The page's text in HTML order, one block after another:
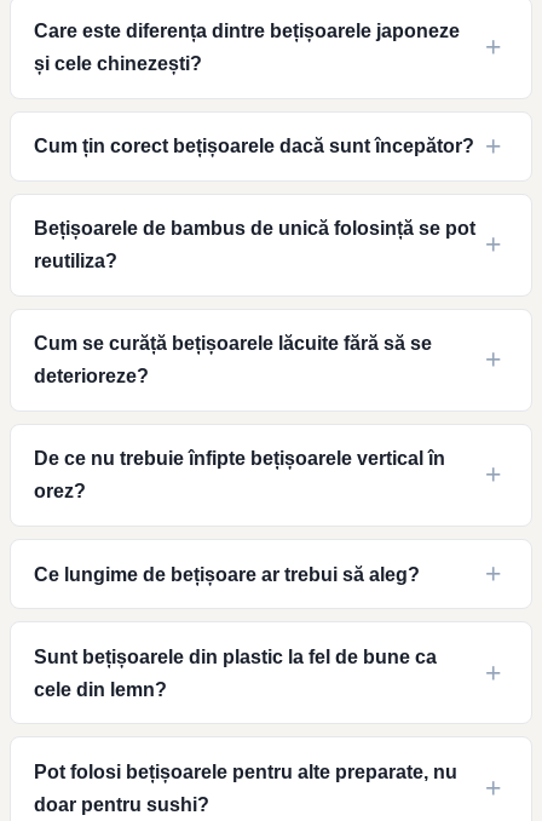
Care este diferența dintre bețișoarele japoneze
și cele chinezești?
Cum țin corect bețișoarele dacă sunt începător?
Bețișoarele de bambus de unică folosință se pot
reutiliza?
Cum se curăță bețișoarele lăcuite fără să se
deterioreze?
De ce nu trebuie înfipte bețișoarele vertical în
orez?
Ce lungime de bețișoare ar trebui să aleg?
Sunt bețișoarele din plastic la fel de bune ca
cele din lemn?
Pot folosi bețișoarele pentru alte preparate, nu
doar pentru sushi?